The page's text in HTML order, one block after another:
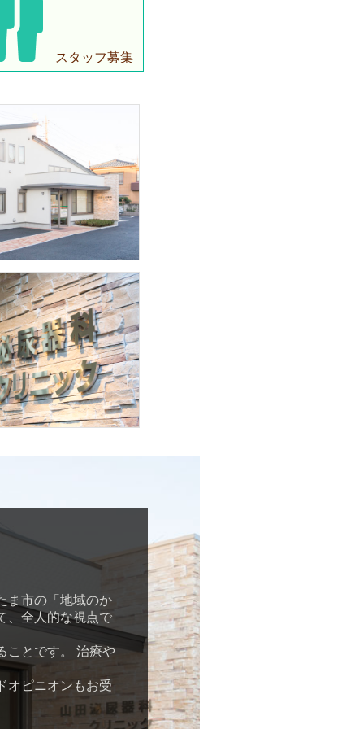
スタッフ募集
ま市の「地域のか
、全人的な視点で
ことです。 治療や
オピニオンもお受